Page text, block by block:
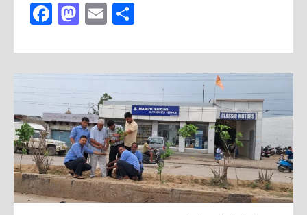
F
c
e
b
o
o
k
M
st
o
d
o
n
E
ai
l
ar
e